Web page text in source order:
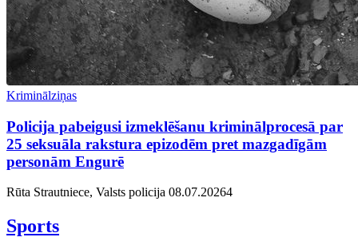
Kriminālziņas
Policija pabeigusi izmeklēšanu kriminālprocesā par
25 seksuāla rakstura epizodēm pret mazgadīgām
personām Engurē
Rūta Strautniece, Valsts policija 08.07.20264
Sports